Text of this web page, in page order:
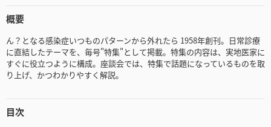
概要
ん？となる感染症いつものパターンから外れたら 1958年創刊。日常診療
に直結したテーマを、毎号"特集"として掲載。特集の内容は、実地医家に
すぐに役立つように構成。座談会では、特集で話題になっているものを取
り上げ、かつわかりやすく解説。
目次